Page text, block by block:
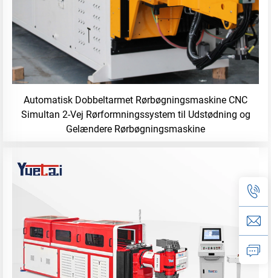
Automatisk Dobbeltarmet Rørbøgningsmaskine CNC
Simultan 2-Vej Rørformningssystem til Udstødning og
Gelændere Rørbøgningsmaskine